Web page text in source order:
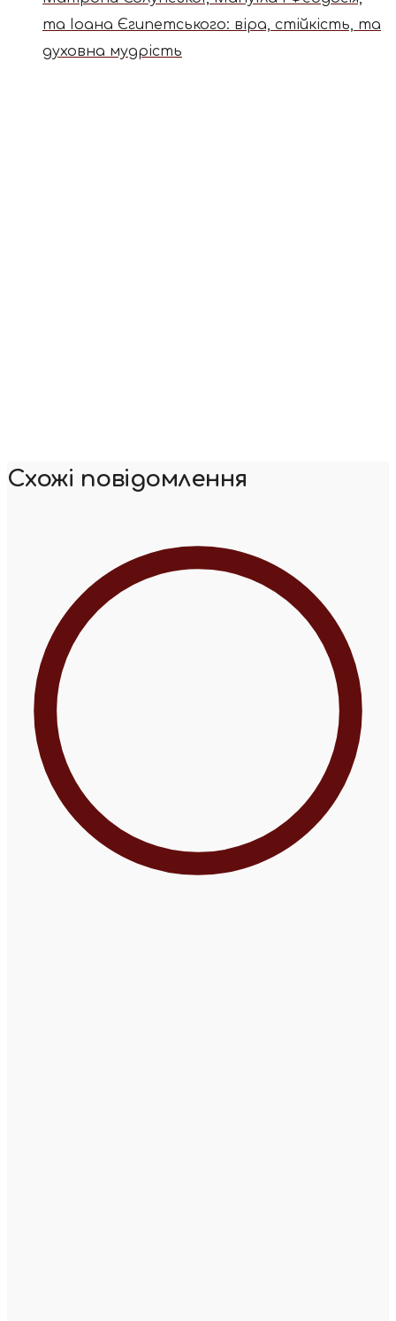
та Іоана Єгипетського: віра, стійкість, та
духовна мудрість
Схожі повідомлення